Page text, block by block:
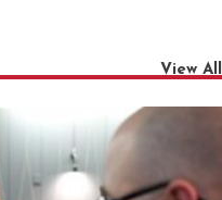
View All